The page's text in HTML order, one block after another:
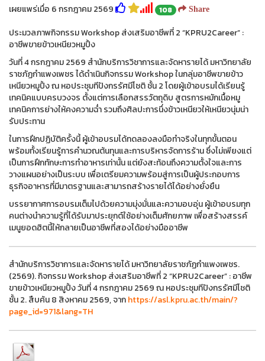
เผยแพร่เมื่อ 6 กรกฎาคม 2569 108 Share
ประมวลภาพกิจกรรม Workshop ส่งเสริมอาชีพที่ 2 “KPRU2Career” :
อาชีพขายข้าวเหนียวหมูปิ้ง
วันที่ 4 กรกฎาคม 2569 สำนักบริการวิชาการและจัดหารายได้ มหาวิทยาลัย
ราชภัฏกำแพงเพชร ได้ดำเนินกิจกรรม Workshop ในกลุ่มอาชีพขายข้าว
เหนียวหมูปิ้ง ณ หอประชุมทีปังกรรัศมีโชติ ชั้น 2 โดยผู้เข้าอบรมได้เรียนรู้
เทคนิคแบบครบวงจร ตั้งแต่การเลือกสรรวัตถุดิบ สูตรการหมักเนื้อหมู
เทคนิคการย่างให้คงความฉ่ำ รวมถึงศิลปะการนึ่งข้าวเหนียวให้เหนียวนุ่มน่า
รับประทาน
ในการฝึกปฏิบัติครั้งนี้ ผู้เข้าอบรมได้ทดลองลงมือทำจริงในทุกขั้นตอน
พร้อมทั้งเรียนรู้การคำนวณต้นทุนและการบริหารจัดการร้าน ซึ่งไม่เพียงแต่
เป็นการฝึกทักษะการทำอาหารเท่านั้น แต่ยังสะท้อนถึงความตั้งใจและการ
วางแผนอย่างเป็นระบบ เพื่อเตรียมความพร้อมสู่การเป็นผู้ประกอบการ
ธุรกิจอาหารที่มีมาตรฐานและสามารถสร้างรายได้ได้อย่างยั่งยืน
บรรยากาศการอบรมเต็มไปด้วยความมุ่งมั่นและความอบอุ่น ผู้เข้าอบรมทุก
คนต่างนำความรู้ที่ได้รับมาประยุกต์ใช้อย่างเต็มศักยภาพ เพื่อสร้างสรรค์
เมนูยอดฮิตนี้ให้กลายเป็นอาชีพที่สองได้อย่างมืออาชีพ
สำนักบริการวิชาการและจัดหารายได้ มหาวิทยาลัยราชภัฏกำแพงเพชร.
(2569). กิจกรรม Workshop ส่งเสริมอาชีพที่ 2 “KPRU2Career” : อาชีพ
ขายข้าวเหนียวหมูปิ้ง วันที่ 4 กรกฎาคม 2569 ณ หอประชุมทีปังกรรัศมีโชติ
ชั้น 2. สืบค้น 8 สิงหาคม 2569, จากhttps://asl.kpru.ac.th/main/?
page_id=971&lang=TH